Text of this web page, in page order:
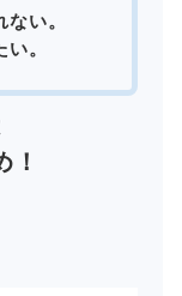
い。
。
！